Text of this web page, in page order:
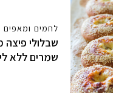
לחמים ומאפים
שבלולי
שמרים ללא